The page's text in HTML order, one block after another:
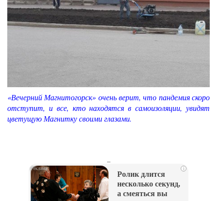
«Вечерний Магнитогорск» очень верит, что пандемия скоро
отступит, и все, кто находятся в самоизоляции, увидят
цветущую Магнитку своими глазами.
i
Ролик длится
несколько секунд,
а смеяться вы